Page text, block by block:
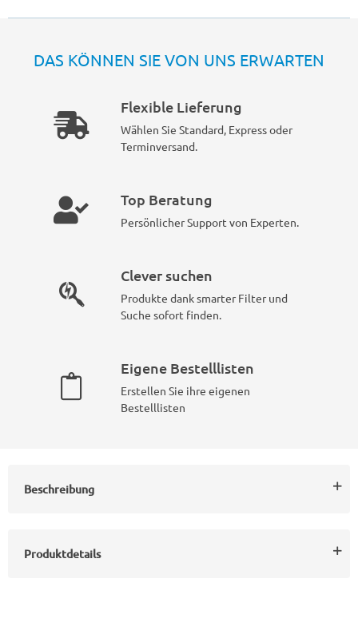
DAS KÖNNEN SIE VON UNS ERWARTEN
Flexible Lieferung
Wählen Sie Standard, Express oder
Terminversand.
Top Beratung
Persönlicher Support von Experten.
Clever suchen
Produkte dank smarter Filter und
Suche sofort finden.
Eigene Bestelllisten
Erstellen Sie ihre eigenen
Bestelllisten
Beschreibung
Produktdetails